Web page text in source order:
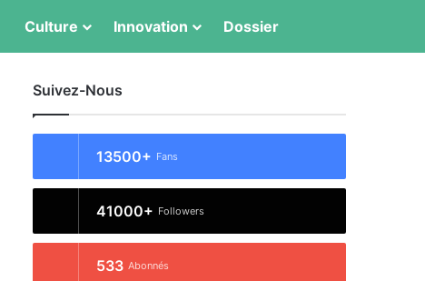
Culture Innovation Dossier
Suivez-Nous
13500+ Fans
41000+ Followers
533 Abonnés